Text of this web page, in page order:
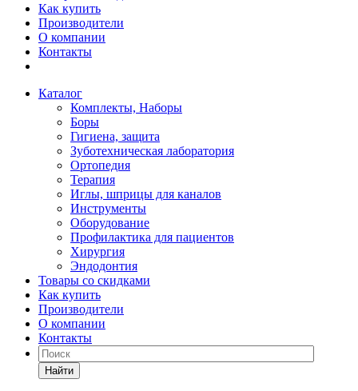
Как купить
Производители
О компании
Контакты
Каталог
Комплекты, Наборы
Боры
Гигиена, защита
Зуботехническая лаборатория
Ортопедия
Терапия
Иглы, шприцы для каналов
Инструменты
Оборудование
Профилактика для пациентов
Хирургия
Эндодонтия
Товары со скидками
Как купить
Производители
О компании
Контакты
Найти